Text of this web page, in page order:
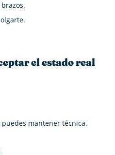
el estado real
mantener técnica.